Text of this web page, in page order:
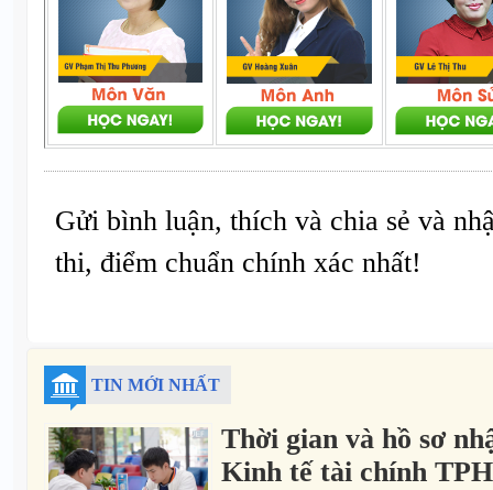
Gửi bình luận, thích và chia sẻ và
thi, điểm chuẩn chính xác nhất!
TIN MỚI NHẤT
Thời gian và hồ sơ
Kinh tế tài chính